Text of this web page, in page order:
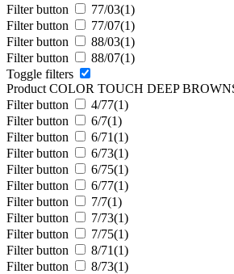
Filter button 77/03(1)
Filter button
77/07(1)
Filter button
88/03(1)
Filter button
88/07(1)
Toggle filters
Product COLOR TOUCH DEEP
Filter button
4/77(1)
Filter button
6/7(1)
Filter button
6/71(1)
Filter button
6/73(1)
Filter button
6/75(1)
Filter button
6/77(1)
Filter button
7/7(1)
Filter button
7/73(1)
Filter button
7/75(1)
Filter button
8/71(1)
Filter button
8/73(1)